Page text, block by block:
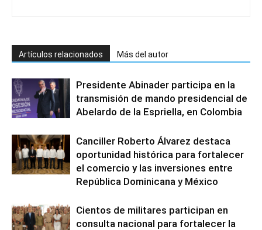
Artículos relacionados Más del autor
Presidente Abinader participa en la
transmisión de mando presidencial de
Abelardo de la Espriella, en Colombia
Canciller Roberto Álvarez destaca
oportunidad histórica para fortalecer
el comercio y las inversiones entre
República Dominicana y México
Cientos de militares participan en
consulta nacional para fortalecer la